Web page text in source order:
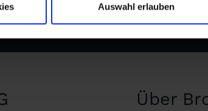
Auswahl erlauben
Über